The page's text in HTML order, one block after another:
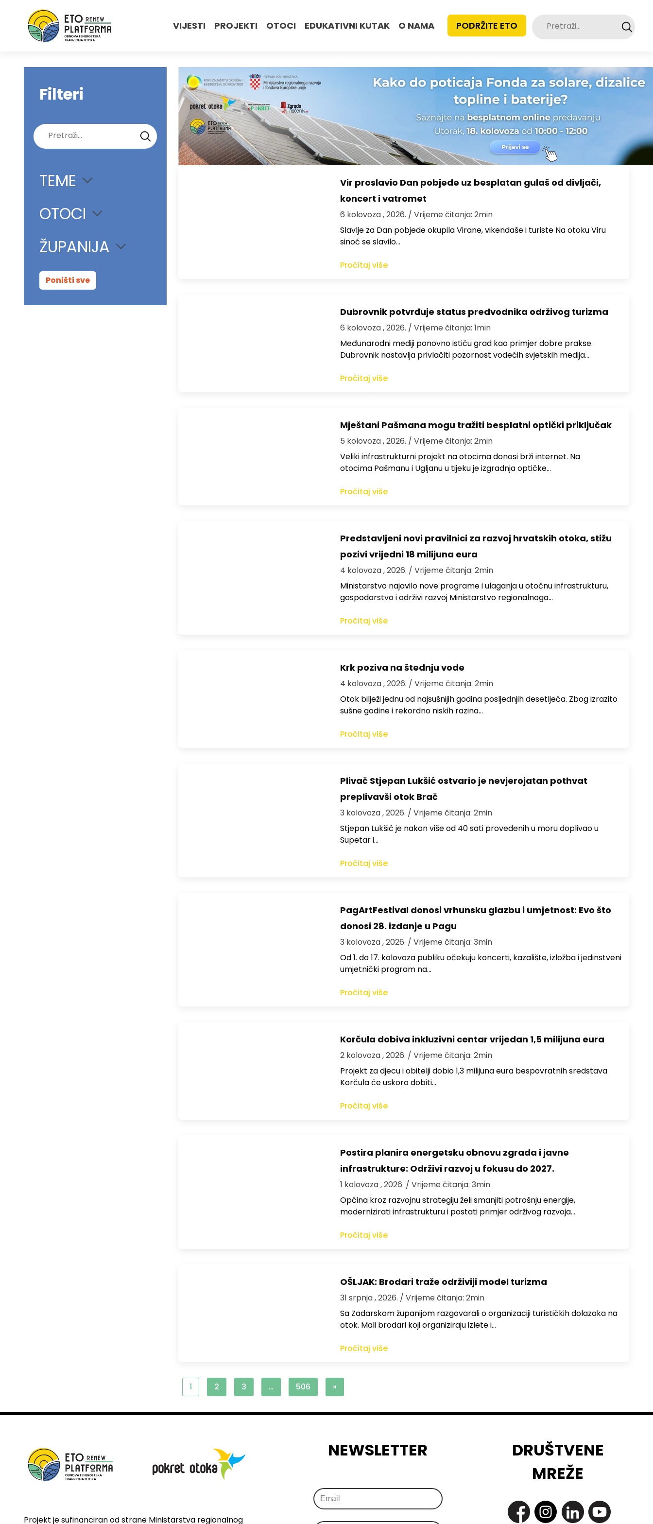
VIJESTI PROJEKTI OTOCI EDUKATIVNI KUTAK O NAMA PODRŽITE ETO Pretraži:
Filteri
Pretraži:
TEME
OTOCI
ŽUPANIJA
Poništi sve
Vir proslavio Dan pobjede uz besplatan gulaš od divljači,
koncert i vatromet
6 kolovoza , 2026. / Vrijeme čitanja: 2min
Slavlje za Dan pobjede okupila Virane, vikendaše i turiste Na otoku Viru
sinoć se slavilo…
Pročitaj više
Dubrovnik potvrđuje status predvodnika održivog turizma
6 kolovoza , 2026. / Vrijeme čitanja: 1min
Međunarodni mediji ponovno ističu grad kao primjer dobre prakse.
Dubrovnik nastavlja privlačiti pozornost vodećih svjetskih medija.…
Pročitaj više
Mještani Pašmana mogu tražiti besplatni optički priključak
5 kolovoza , 2026. / Vrijeme čitanja: 2min
Veliki infrastrukturni projekt na otocima donosi brži internet. Na
otocima Pašmanu i Ugljanu u tijeku je izgradnja optičke…
Pročitaj više
Predstavljeni novi pravilnici za razvoj hrvatskih otoka, stižu
pozivi vrijedni 18 milijuna eura
4 kolovoza , 2026. / Vrijeme čitanja: 2min
Ministarstvo najavilo nove programe i ulaganja u otočnu infrastrukturu,
gospodarstvo i održivi razvoj Ministarstvo regionalnoga…
Pročitaj više
Krk poziva na štednju vode
4 kolovoza , 2026. / Vrijeme čitanja: 2min
Otok bilježi jednu od najsušnijih godina posljednjih desetljeća. Zbog izrazito
sušne godine i rekordno niskih razina…
Pročitaj više
Plivač Stjepan Lukšić ostvario je nevjerojatan pothvat
preplivavši otok Brač
3 kolovoza , 2026. / Vrijeme čitanja: 2min
St​jepan Lukšić je nakon više od 40 sati provedenih u moru doplivao u
Supetar i…
Pročitaj više
PagArtFestival donosi vrhunsku glazbu i umjetnost: Evo što
donosi 28. izdanje u Pagu
3 kolovoza , 2026. / Vrijeme čitanja: 3min
Od 1. do 17. kolovoza publiku očekuju koncerti, kazalište, izložba i jedinstveni
umjetnički program na…
Pročitaj više
Korčula dobiva inkluzivni centar vrijedan 1,5 milijuna eura
2 kolovoza , 2026. / Vrijeme čitanja: 2min
Projekt za djecu i obitelji dobio 1,3 milijuna eura bespovratnih sredstava
Korčula će uskoro dobiti…
Pročitaj više
Postira planira energetsku obnovu zgrada i javne
infrastrukture: Održivi razvoj u fokusu do 2027.
1 kolovoza , 2026. / Vrijeme čitanja: 3min
Općina kroz razvojnu strategiju želi smanjiti potrošnju energije,
modernizirati infrastrukturu i postati primjer održivog razvoja…
Pročitaj više
OŠLJAK: Brodari traže održiviji model turizma
31 srpnja , 2026. / Vrijeme čitanja: 2min
Sa Zadarskom županijom razgovarali o organizaciji turističkih dolazaka na
otok. Mali brodari koji organiziraju izlete i…
Pročitaj više
1 2 3 … 506 »
Projekt je sufinanciran od strane Ministarstva regionalnog
NEWSLETTER
DRUŠTVENE
MREŽE